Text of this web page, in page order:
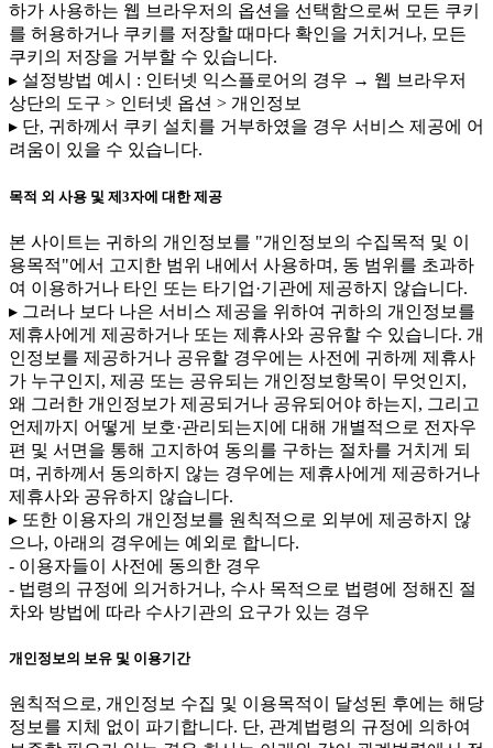
하가 사용하는 웹 브라우저의 옵션을 선택함으로써 모든 쿠키
를 허용하거나 쿠키를 저장할 때마다 확인을 거치거나, 모든
쿠키의 저장을 거부할 수 있습니다.
▸ 설정방법 예시 : 인터넷 익스플로어의 경우 → 웹 브라우저
상단의 도구 > 인터넷 옵션 > 개인정보
▸ 단, 귀하께서 쿠키 설치를 거부하였을 경우 서비스 제공에 어
려움이 있을 수 있습니다.
목적 외 사용 및 제3자에 대한 제공
본 사이트는 귀하의 개인정보를 "개인정보의 수집목적 및 이
용목적"에서 고지한 범위 내에서 사용하며, 동 범위를 초과하
여 이용하거나 타인 또는 타기업·기관에 제공하지 않습니다.
▸ 그러나 보다 나은 서비스 제공을 위하여 귀하의 개인정보를
제휴사에게 제공하거나 또는 제휴사와 공유할 수 있습니다. 개
인정보를 제공하거나 공유할 경우에는 사전에 귀하께 제휴사
가 누구인지, 제공 또는 공유되는 개인정보항목이 무엇인지,
왜 그러한 개인정보가 제공되거나 공유되어야 하는지, 그리고
언제까지 어떻게 보호·관리되는지에 대해 개별적으로 전자우
편 및 서면을 통해 고지하여 동의를 구하는 절차를 거치게 되
며, 귀하께서 동의하지 않는 경우에는 제휴사에게 제공하거나
제휴사와 공유하지 않습니다.
▸ 또한 이용자의 개인정보를 원칙적으로 외부에 제공하지 않
으나, 아래의 경우에는 예외로 합니다.
- 이용자들이 사전에 동의한 경우
- 법령의 규정에 의거하거나, 수사 목적으로 법령에 정해진 절
차와 방법에 따라 수사기관의 요구가 있는 경우
개인정보의 보유 및 이용기간
원칙적으로, 개인정보 수집 및 이용목적이 달성된 후에는 해당
정보를 지체 없이 파기합니다. 단, 관계법령의 규정에 의하여